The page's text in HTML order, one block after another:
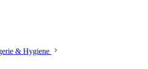
& Hygiene